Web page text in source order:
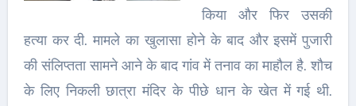
किया और फिर उसकी
हत्या कर दी. मामले का खुलासा होने के बाद और इसमें पुजारी
की संलिप्तता सामने आने के बाद गांव में तनाव का माहौल है. शौच
के लिए निकलीछात्रा मंदिर के पीछे धान के खेत में गई थी.